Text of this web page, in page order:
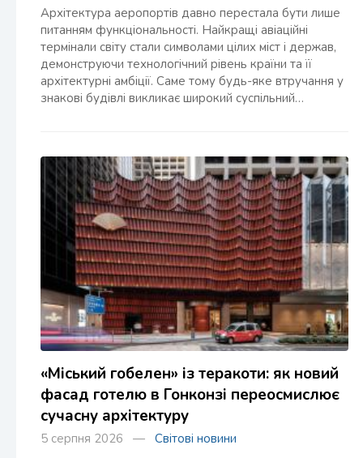
Архітектура аеропортів давно перестала бути лише
питанням функціональності. Найкращі авіаційні
термінали світу стали символами цілих міст і держав,
демонструючи технологічний рівень країни та її
архітектурні амбіції. Саме тому будь-яке втручання у
знакові будівлі викликає широкий суспільний…
«Міський гобелен» із теракоти: як новий
фасад готелю в Гонконзі переосмислює
сучасну архітектуру
5 серпня 2026 — Світові новини